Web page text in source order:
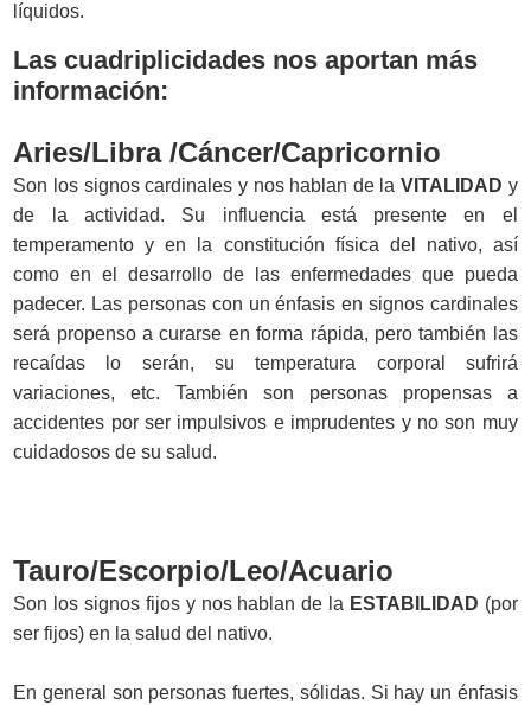
líquidos.
Las cuadriplicidades nos aportan más
información:
Aries/Libra /Cáncer/Capricornio
Son los signos cardinales y nos hablan de laVITALIDAD y
de la actividad. Su influencia está presente en el
temperamento y en la constitución física del nativo, así
como en el desarrollo de las enfermedades que pueda
padecer. Las personas con un énfasis en signos cardinales
será propenso a curarse en forma rápida, pero también las
recaídas lo serán, su temperatura corporal sufrirá
variaciones, etc. También son personas propensas a
accidentes por ser impulsivos e imprudentes y no son muy
cuidadosos de su salud.
Tauro/Escorpio/Leo/Acuario
Son los signos fijos y nos hablan de la ESTABILIDAD (por
ser fijos) en la salud del nativo.
En general son personas fuertes, sólidas. Si hay un énfasis